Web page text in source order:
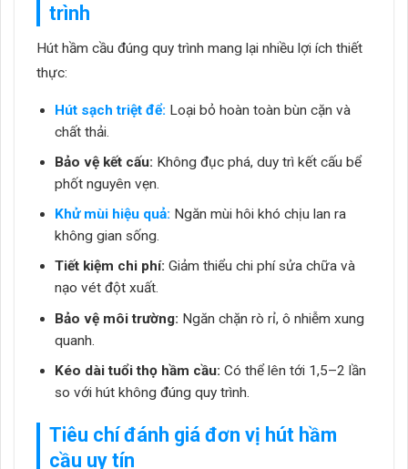
trình
Hút hầm cầu đúng quy trình mang lại nhiều lợi ích thiết
thực:
Hút sạch triệt để: Loại bỏ hoàn toàn bùn cặn và
chất thải.
Bảo vệ kết cấu: Không đục phá, duy trì kết cấu bể
phốt nguyên vẹn.
Khử mùi hiệu quả: Ngăn mùi hôi khó chịu lan ra
không gian sống.
Tiết kiệm chi phí: Giảm thiểu chi phí sửa chữa và
nạo vét đột xuất.
Bảo vệ môi trường: Ngăn chặn rò rỉ, ô nhiễm xung
quanh.
Kéo dài tuổi thọ hầm cầu: Có thể lên tới 1,5–2 lần
so với hút không đúng quy trình.
Tiêu chí đánh giá đơn vị hút hầm
cầu uy tín